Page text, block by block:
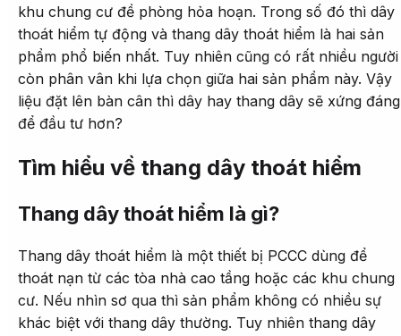
khu chung cư đề phòng hỏa hoạn. Trong số đó thì dây
thoát hiểm tự động và thang dây thoát hiểm là hai sản
phẩm phổ biến nhất. Tuy nhiên cũng có rất nhiều người
còn phân vân khi lựa chọn giữa hai sản phẩm này. Vậy
liệu đặt lên bàn cân thì dây hay thang dây sẽ xứng đáng
để đầu tư hơn?
Tìm hiểu về thang dây thoát hiểm
Thang dây thoát hiểm là gì?
Thang dây thoát hiểm là một thiết bị PCCC dùng để
thoát nạn từ các tòa nhà cao tầng hoặc các khu chung
cư. Nếu nhìn sơ qua thì sản phẩm không có nhiều sự
khác biệt với thang dây thường. Tuy nhiên thang dây